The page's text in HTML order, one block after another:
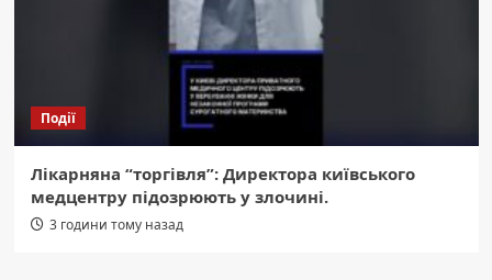
Події
Лікарняна “торгівля”: Директора київського
медцентру підозрюють у злочині.
3 години тому назад